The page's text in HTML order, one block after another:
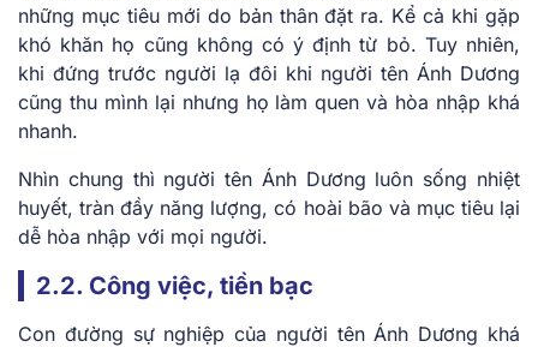
những mục tiêu mới do bản thân đặt ra. Kể cả khi gặp
khó khăn họ cũng không có ý định từ bỏ. Tuy nhiên,
khi đứng trước người lạ đôi khi người tên Ánh Dương
cũng thu mình lại nhưng họ làm quen và hòa nhập khá
nhanh.
Nhìn chung thì người tên Ánh Dương luôn sống nhiệt
huyết, tràn đầy năng lượng, có hoài bão và mục tiêu lại
dễ hòa nhập với mọi người.
2.2. Công việc, tiền bạc
Con đường sự nghiệp của người tên Ánh Dương khá